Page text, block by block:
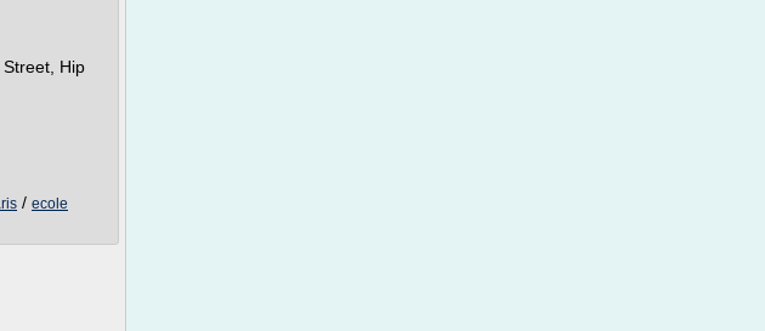
Hip
/ ecole